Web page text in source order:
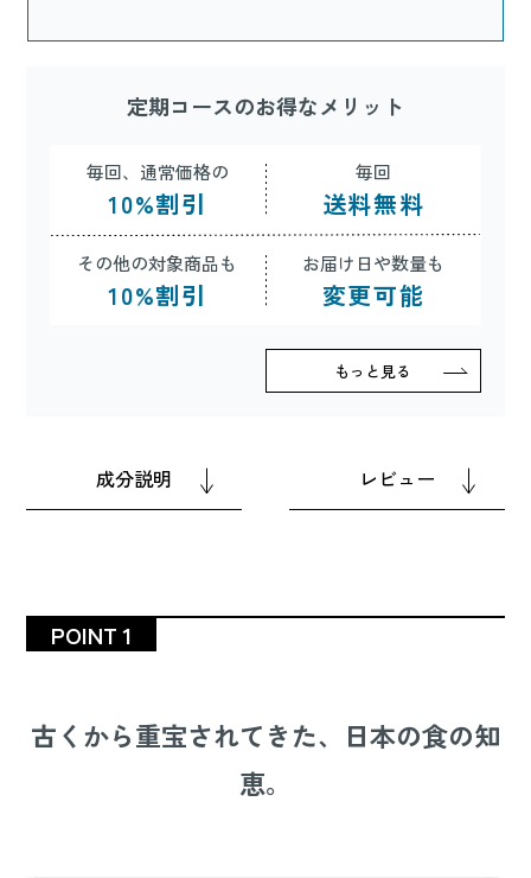
定期コースのお得なメリット
毎回、通常価格の
10%割引
毎回
送料無料
その他の対象商品も
10%割引
お届け日や数量も
変更可能
もっと見る
成分説明 レビュー
POINT 1
古くから重宝されてきた、日本の食の知
恵。